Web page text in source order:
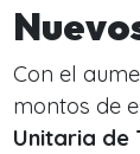
Con el
montos de
Unitaria de